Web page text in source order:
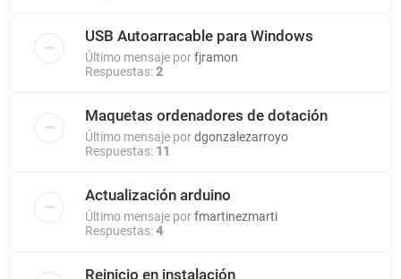
USB Autoarracable para Windows
Último mensaje porfjramon
Respuestas:2
Maquetas ordenadores de dotación
Último mensaje pordgonzalezarroyo
Respuestas: 11
Actualización arduino
Último mensaje porfmartinezmarti
Respuestas:4
Reinicio en instalación